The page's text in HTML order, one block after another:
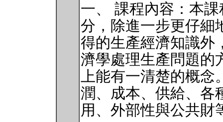
一、 課程內容：本
分，除進一步更仔細
得的生產經濟知識外
濟學處理生產問題的
上能有一清楚的概念
潤、成本、供給、各
用、外部性與公共財